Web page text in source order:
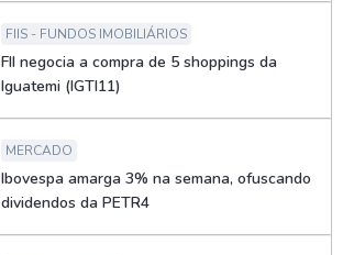
FIIS - FUNDOS IMOBILIÁRIOS
FII negocia a compra de 5 shoppings da
Iguatemi (IGTI11)
MERCADO
Ibovespa amarga 3% na semana, ofuscando
dividendos da PETR4